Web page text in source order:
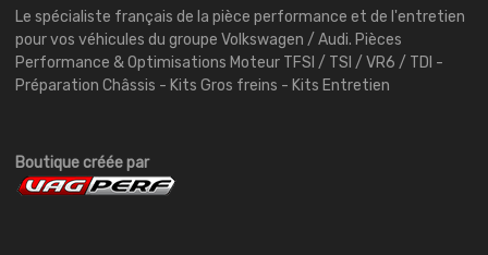
Le spécialiste français de la pièce performance et de l'entretien
pour vos véhicules du groupe Volkswagen / Audi. Pièces
Performance & Optimisations Moteur TFSI / TSI / VR6 / TDI -
Préparation Châssis - Kits Gros freins - Kits Entretien
Boutique créée par